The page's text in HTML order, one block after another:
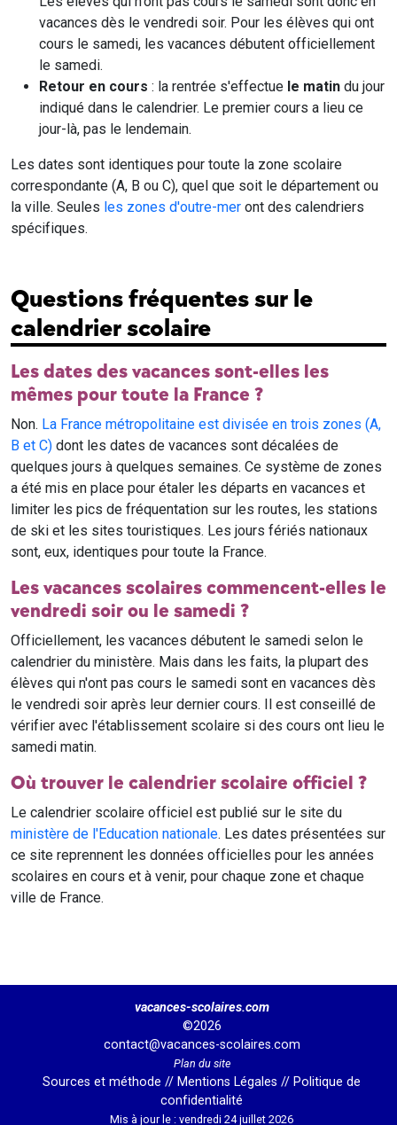
vacances dès le vendredi soir. Pour les élèves qui ont
cours le samedi, les vacances débutent officiellement
le samedi.
Retour en cours : la rentrée s'effectue le matin du jour
indiqué dans le calendrier. Le premier cours a lieu ce
jour-là, pas le lendemain.
Les dates sont identiques pour toute la zone scolaire
correspondante (A, B ou C), quel que soit le département ou
la ville. Seules les zones d'outre-mer ont des calendriers
spécifiques.
Questions fréquentes sur le
calendrier scolaire
Les dates des vacances sont-elles les
mêmes pour toute la France ?
Non. La France métropolitaine est divisée en trois zones (A,
B et C) dont les dates de vacances sont décalées de
quelques jours à quelques semaines. Ce système de zones
a été mis en place pour étaler les départs en vacances et
limiter les pics de fréquentation sur les routes, les stations
de ski et les sites touristiques. Les jours fériés nationaux
sont, eux, identiques pour toute la France.
Les vacances scolaires commencent-elles le
vendredi soir ou le samedi ?
Officiellement, les vacances débutent le samedi selon le
calendrier du ministère. Mais dans les faits, la plupart des
élèves qui n'ont pas cours le samedi sont en vacances dès
le vendredi soir après leur dernier cours. Il est conseillé de
vérifier avec l'établissement scolaire si des cours ont lieu le
samedi matin.
Où trouver le calendrier scolaire officiel ?
Le calendrier scolaire officiel est publié sur le site du
ministère de l'Education nationale. Les dates présentées sur
ce site reprennent les données officielles pour les années
scolaires en cours et à venir, pour chaque zone et chaque
ville de France.
vacances-scolaires.com
©2026
contact@vacances-scolaires.com
Plan du site
Sources et méthode // Mentions Légales // Politique de
confidentialité
Mis à jour le : vendredi 24 juillet 2026